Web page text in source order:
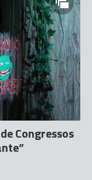
Congressos